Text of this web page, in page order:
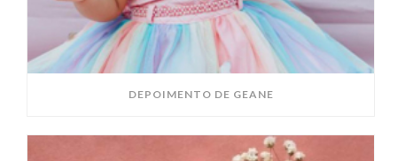
DEPOIMENTO DE GEANE